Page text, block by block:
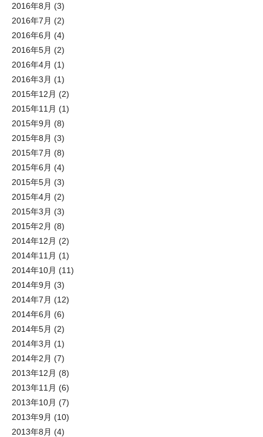
2016年8月 (3)
2016年7月 (2)
2016年6月 (4)
2016年5月 (2)
2016年4月 (1)
2016年3月 (1)
2015年12月 (2)
2015年11月 (1)
2015年9月 (8)
2015年8月 (3)
2015年7月 (8)
2015年6月 (4)
2015年5月 (3)
2015年4月 (2)
2015年3月 (3)
2015年2月 (8)
2014年12月 (2)
2014年11月 (1)
2014年10月 (11)
2014年9月 (3)
2014年7月 (12)
2014年6月 (6)
2014年5月 (2)
2014年3月 (1)
2014年2月 (7)
2013年12月 (8)
2013年11月 (6)
2013年10月 (7)
2013年9月 (10)
2013年8月 (4)